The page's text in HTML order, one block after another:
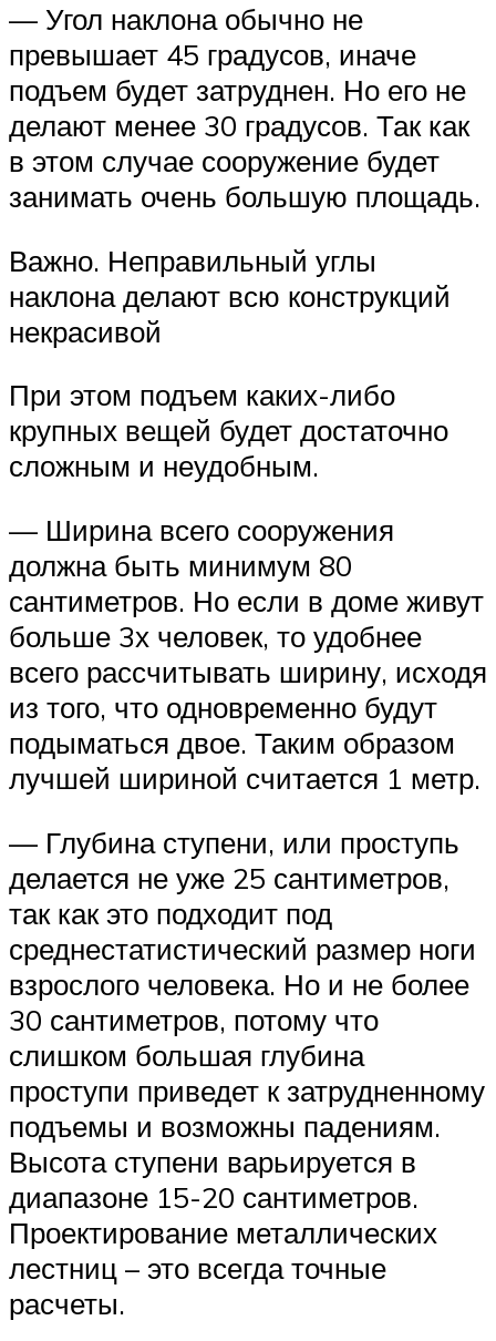
— Угол наклона обычно не
превышает 45 градусов, иначе
подъем будет затруднен. Но его не
делают менее 30 градусов. Так как
в этом случае сооружение будет
занимать очень большую площадь.
Важно. Неправильный углы
наклона делают всю конструкций
некрасивой
При этом подъем каких-либо
крупных вещей будет достаточно
сложным и неудобным.
— Ширина всего сооружения
должна быть минимум 80
сантиметров. Но если в доме живут
больше 3х человек, то удобнее
всего рассчитывать ширину, исходя
из того, что одновременно будут
подыматься двое. Таким образом
лучшей шириной считается 1 метр.
— Глубина ступени, или проступь
делается не уже 25 сантиметров,
так как это подходит под
среднестатистический размер ноги
взрослого человека. Но и не более
30 сантиметров, потому что
слишком большая глубина
проступи приведет к затрудненному
подъемы и возможны падениям.
Высота ступени варьируется в
диапазоне 15-20 сантиметров.
Проектирование металлических
лестниц – это всегда точные
расчеты.